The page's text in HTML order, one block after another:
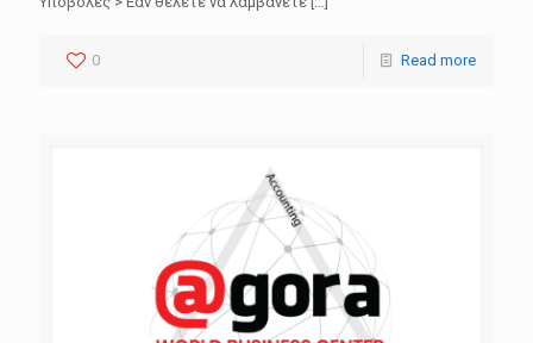
0 Read more